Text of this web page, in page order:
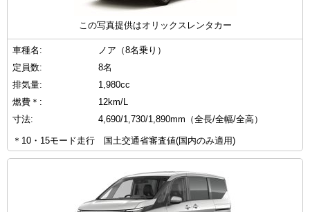
この写真提供はオリックスレンタカー
車種名:
ノア（8名乗り）
定員数:
8名
排気量:
1,980cc
燃費＊:
12km/L
寸法:
4,690/1,730/1,890mm（全長/全幅/全高）
＊10・15モード走行 国土交通省審査値(国内のみ適用)